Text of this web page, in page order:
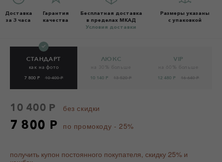
Доставка
за 3 часа
Гарантия
качества
Бесплатная доставка
в пределах МКАД
Условия доставки
Размеры указаны
с упаковкой
СТАНДАРТ
как на фото
7 800 Р 10 400 Р
ЛЮКС
10 140 Р 13 520 Р
VIP
12 480 Р 16 640 Р
10 400 Р без скидки
7 800 Р по промокоду - 25%
получить купон постоянного покупателя, скидку 25% и